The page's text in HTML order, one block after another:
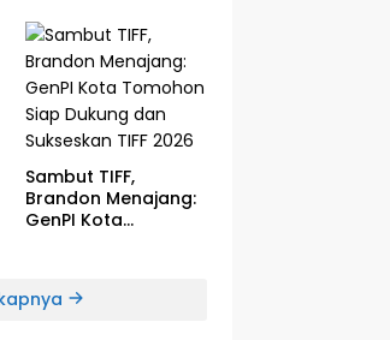
Sambut TIFF,
Brandon Menajang: ​
GenPI Kota